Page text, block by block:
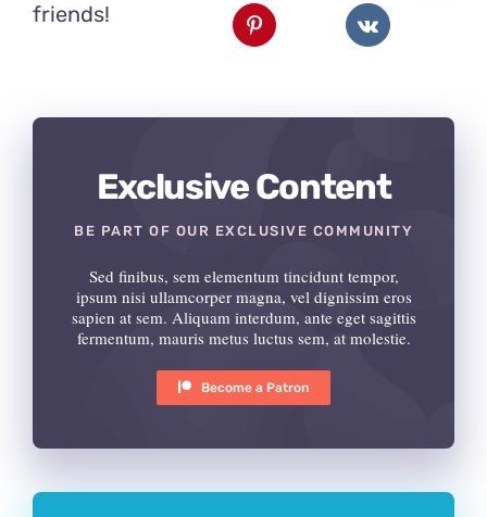
friends!
Exclusive Content
BE PART OF OUR EXCLUSIVE COMMUNITY
Sed finibus, sem elementum tincidunt tempor,
ipsum nisi ullamcorper magna, vel dignissim eros
sapien at sem. Aliquam interdum, ante eget sagittis
fermentum, mauris metus luctus sem, at molestie.
Become a Patron